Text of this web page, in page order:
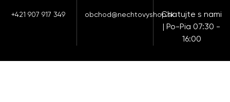
+421 907 917 349 obchod@nechtovyshop.skChatujte s nami
| Po-Pia 07:30 -
16:00